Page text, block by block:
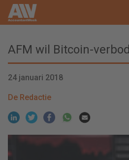
AFM wil Bitcoin-verbod
24 januari 2018
De Redactie